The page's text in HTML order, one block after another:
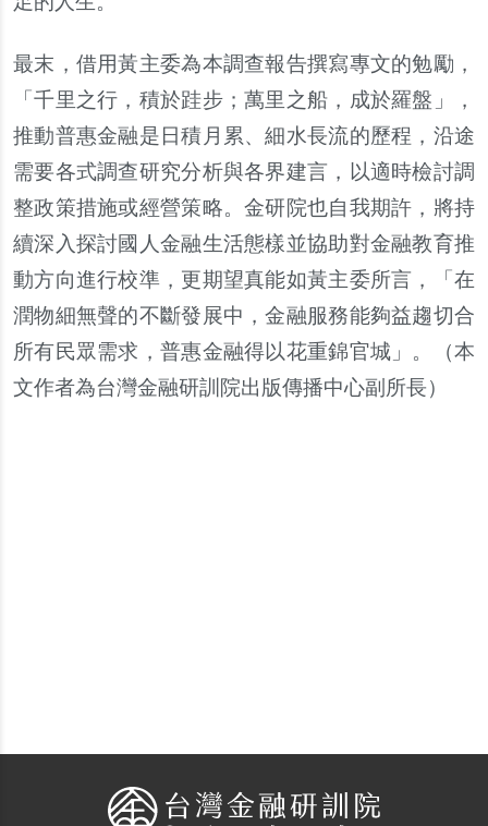
最末，借用黃主委為本調查報告撰寫專文的勉勵，
「千里之行，積於跬步；萬里之船，成於羅盤」，
推動普惠金融是日積月累、細水長流的歷程，沿途
需要各式調查研究分析與各界建言，以適時檢討調
整政策措施或經營策略。金研院也自我期許，將持
續深入探討國人金融生活態樣並協助對金融教育推
動方向進行校準，更期望真能如黃主委所言，「在
潤物細無聲的不斷發展中，金融服務能夠益趨切合
所有民眾需求，普惠金融得以花重錦官城」。（本
文作者為台灣金融研訓院出版傳播中心副所長）